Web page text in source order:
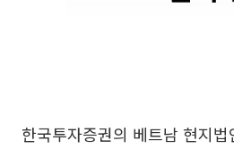
한국투자증권의 베트남 현지